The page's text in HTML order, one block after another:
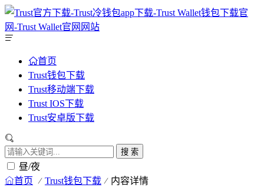
首页
Trust钱包下载
Trust移动端下载
Trust IOS下载
Trust安卓版下载
搜 索
昼/夜
首页 Trust钱包下载 内容详情